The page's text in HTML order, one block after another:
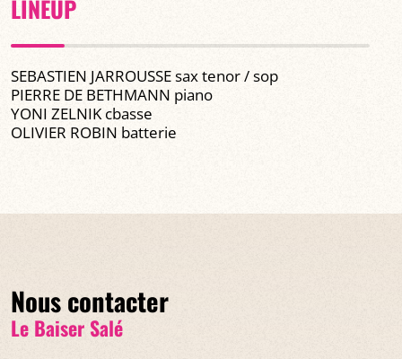
LINEUP
SEBASTIEN JARROUSSE sax tenor / sop
PIERRE DE BETHMANN piano
YONI ZELNIK cbasse
OLIVIER ROBIN batterie
Nous contacter
Le Baiser Salé